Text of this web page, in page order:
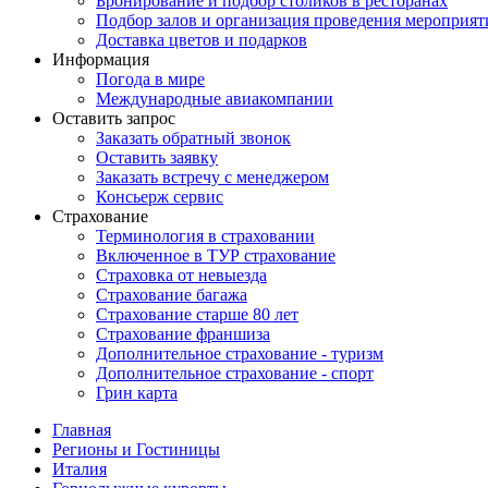
Подбор залов и организация проведения
Доставка цветов и подарков
Информация
Погода в мире
Международные авиакомпании
Оставить запрос
Заказать обратный звонок
Оставить заявку
Заказать встречу с менеджером
Консьерж сервис
Страхование
Терминология в страховании
Включенное в ТУР страхование
Страховка от невыезда
Страхование багажа
Страхование старше 80 лет
Страхование франшиза
Дополнительное страхование - туризм
Дополнительное страхование - спорт
Грин карта
Главная
Регионы и Гостиницы
Италия